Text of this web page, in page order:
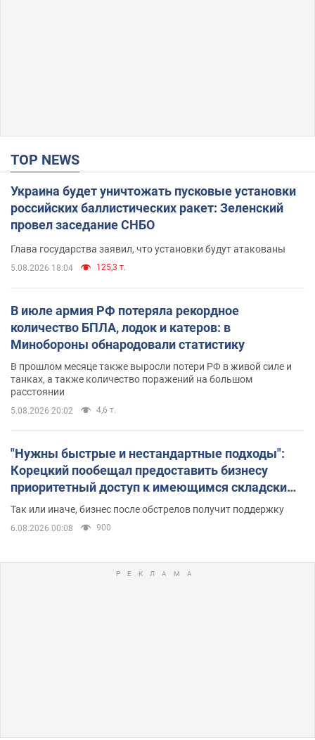
TOP NEWS
Украина будет уничтожать пусковые установки
российских баллистических ракет: Зеленский
провел заседание СНБО
Глава государства заявил, что установки будут атакованы
5.08.2026 18:04 125,3 т.
В июле армия РФ потеряла рекордное
количество БПЛА, лодок и катеров: в
Минобороны обнародовали статистику
В прошлом месяце также выросли потери РФ в живой силе и
танках, а также количество поражений на большом
расстоянии
5.08.2026 20:02 4,6 т.
"Нужны быстрые и нестандартные подходы":
Корецкий пообещал предоставить бизнесу
приоритетный доступ к имеющимся складским
помещениям
Так или иначе, бизнес после обстрелов получит поддержку
6.08.2026 00:08 900